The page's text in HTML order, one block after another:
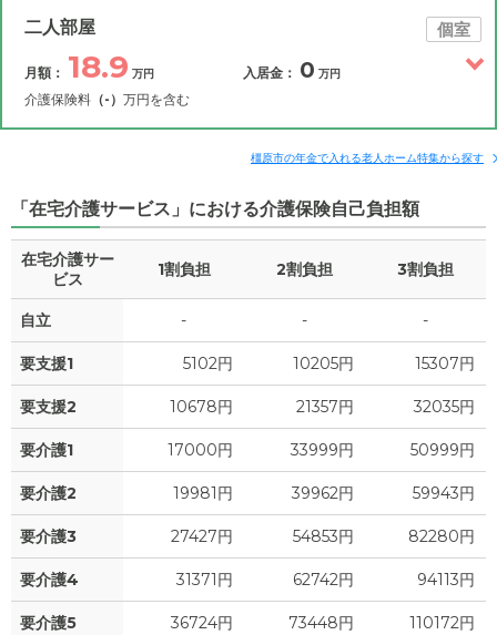
二人部屋 個室
月額： 18.9 万円
介護保険料 （-） 万円を含む
入居金： 0 万円
補足情報
月額費用 ? 18.9 万円
家賃 10
食費 ? 3 万円
水道・光熱費 0.5
上乗せ介護費 ? 0 万円
その他 0 万円
介護保険料 -
橿原市の年金で入れる老人ホーム特集から探す
「在宅介護サービス」における介護保険自己負担額
在宅介護サー
ビス
1割負担 2割負担 3割負担
自立 - - -
要支援1 5102円 10205円 15307円
要支援2 10678円 21357円 32035円
要介護1 17000円 33999円 50999円
要介護2 19981円 39962円 59943円
要介護3 27427円 54853円 82280円
要介護4 31371円 62742円 94113円
要介護5 36724円 73448円 110172円